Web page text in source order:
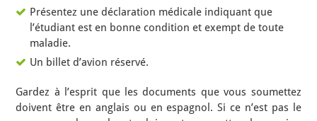
Présentez une déclaration médicale indiquant que
l’étudiant est en bonne condition et exempt de toute
maladie.
Un billet d’avion réservé.
Gardez à l’esprit que les documents que vous soumettez
doivent être en anglais ou en espagnol. Si ce n’est pas le